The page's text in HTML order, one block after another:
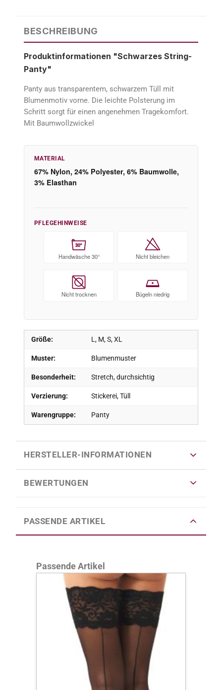
BESCHREIBUNG
Produktinformationen "Schwarzes String-
Panty"
Panty aus transparentem, schwarzem Tüll mit
Blumenmotiv vorne. Die leichte Polsterung im
Schritt sorgt für einen angenehmen Tragekomfort.
Mit Baumwollzwickel
Größe: L, M, S, XL
Muster: Blumenmuster
Besonderheit: Stretch, durchsichtig
Verzierung: Stickerei, Tüll
Warengruppe: Panty
MATERIAL
67% Nylon, 24% Polyester, 6% Baumwolle,
3% Elasthan
PFLEGEHINWEISE
30°
Handwäsche 30° Nicht bleichen
Nicht trocknen Bügeln niedrig
HERSTELLER-INFORMATIONEN
BEWERTUNGEN
PASSENDE ARTIKEL
Produktgalerie überspringen
Passende Artikel